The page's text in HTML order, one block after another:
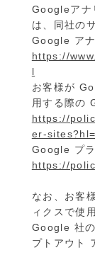
Googleアナ
は、同社の
Google アナ
https://
l
お客様が
用する際の
https://
er-
Google プラ
https://
なお、お客
ィクスで使
Google 社
プトアウト